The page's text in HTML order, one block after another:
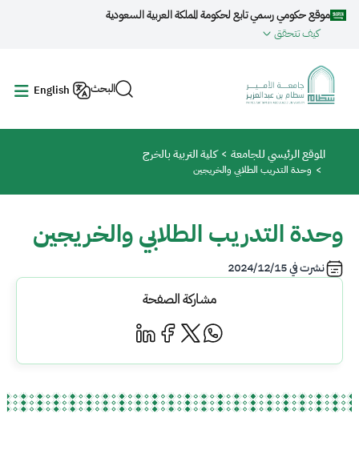
تجاوز إلى المحتوى الرئيسي
موقع حكومي رسمي تابع لحكومة المملكة العربية السعودية
كيف تتحقق
البحث English
مسار التنقل
الموقع الرئيسي للجامعة كلية التربية بالخرج
وحدة التدريب الطلابي والخريجين
وحدة التدريب الطلابي والخريجين
نشرت في2024/12/15
مشاركة الصفحة